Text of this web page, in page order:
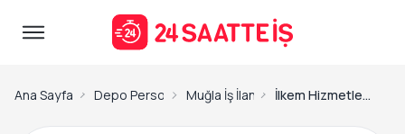
Ana Sayfa Depo Personeli İş İlanları
Muğla İş İlanları İlkem Hizmetler-Depo Personeli Aranıyor!